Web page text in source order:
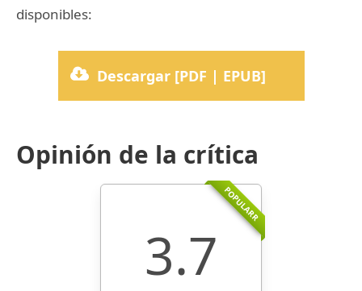
disponibles:
Descargar [PDF | EPUB]
Opinión de la crítica
POPULARR
3.7